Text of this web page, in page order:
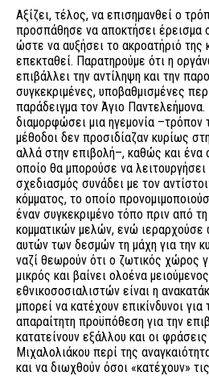
Aξίζει, τέλος, να επισημανθεί ο
προσπάθησε να αποκτήσει έρεισμα
ώστε να αυξήσει το ακροατήριό της
επεκταθεί. Παρατηρούμε ότι η
επιβάλλει την αντίληψη και την
συγκεκριμένες, υποβαθμισμένες
παράδειγμα τον Άγιο Παντελεήμονα.
διαμορφώσει μια ηγεμονία –τρόπον
μέθοδοι δεν προσιδίαζαν κυρίως
αλλά στην επιβολή–, καθώς και ένα
οποίο θα μπορούσε να
σχεδιασμός συνάδει με τον
κόμματος, το οποίο
έναν συγκεκριμένο τόπο πριν από
κομματικών μελών, ενώ
αυτών των δεσμών τη μάχη για την
ναζί θεωρούν ότι ο ζωτικός χώρος
μικρός και βαίνει ολοένα
εθνικοσοσιαλιστών είναι η
μπορεί να κατέχουν επικίνδυνοι
απαραίτητη προϋπόθεση για την
κατατείνουν εξάλλου και οι
Μιχαλολιάκου περί της
και να διωχθούν όσοι «κατέχουν»